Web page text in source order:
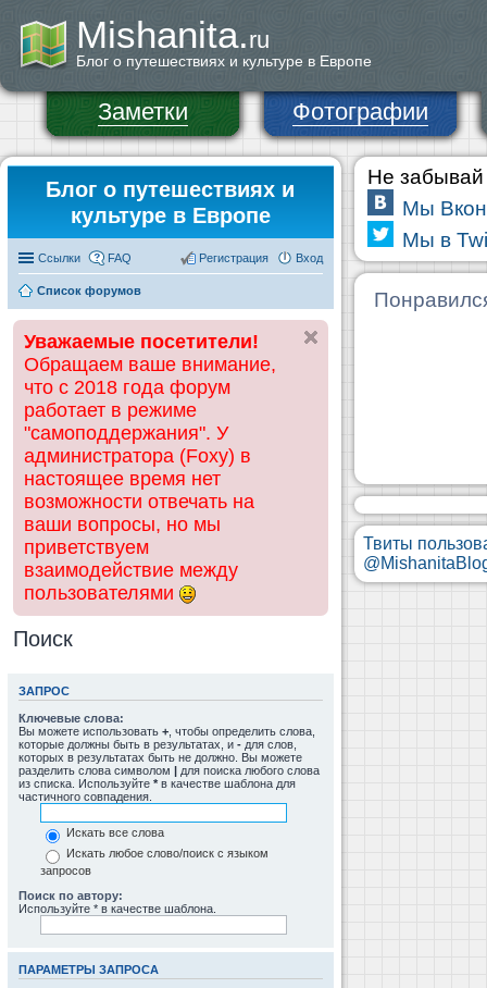
Mishanita.ru
Блог о путешествиях и культуре в Европе
Заметки Фотографии
Блог о путешествиях и
культуре в Европе
Ссылки FAQ Вход
Регистрация
Список форумов
Уважаемые посетители!
Обращаем ваше внимание,
что с 2018 года форум
работает в режиме
"самоподдержания". У
администратора (Foxy) в
настоящее время нет
возможности отвечать на
ваши вопросы, но мы
приветствуем
взаимодействие между
пользователями
Поиск
ЗАПРОС
Ключевые слова:
Вы можете использовать + , чтобы определить слова,
которые должны быть в результатах, и - для слов,
которых в результатах быть не должно. Вы можете
разделить слова символом | для поиска любого слова
из списка. Используйте * в качестве шаблона для
частичного совпадения.
Искать все слова
Искать любое слово/поиск с языком
запросов
Поиск по автору:
Используйте * в качестве шаблона.
ПАРАМЕТРЫ ЗАПРОСА
Не забывай
Мы
Мы в
Твиты